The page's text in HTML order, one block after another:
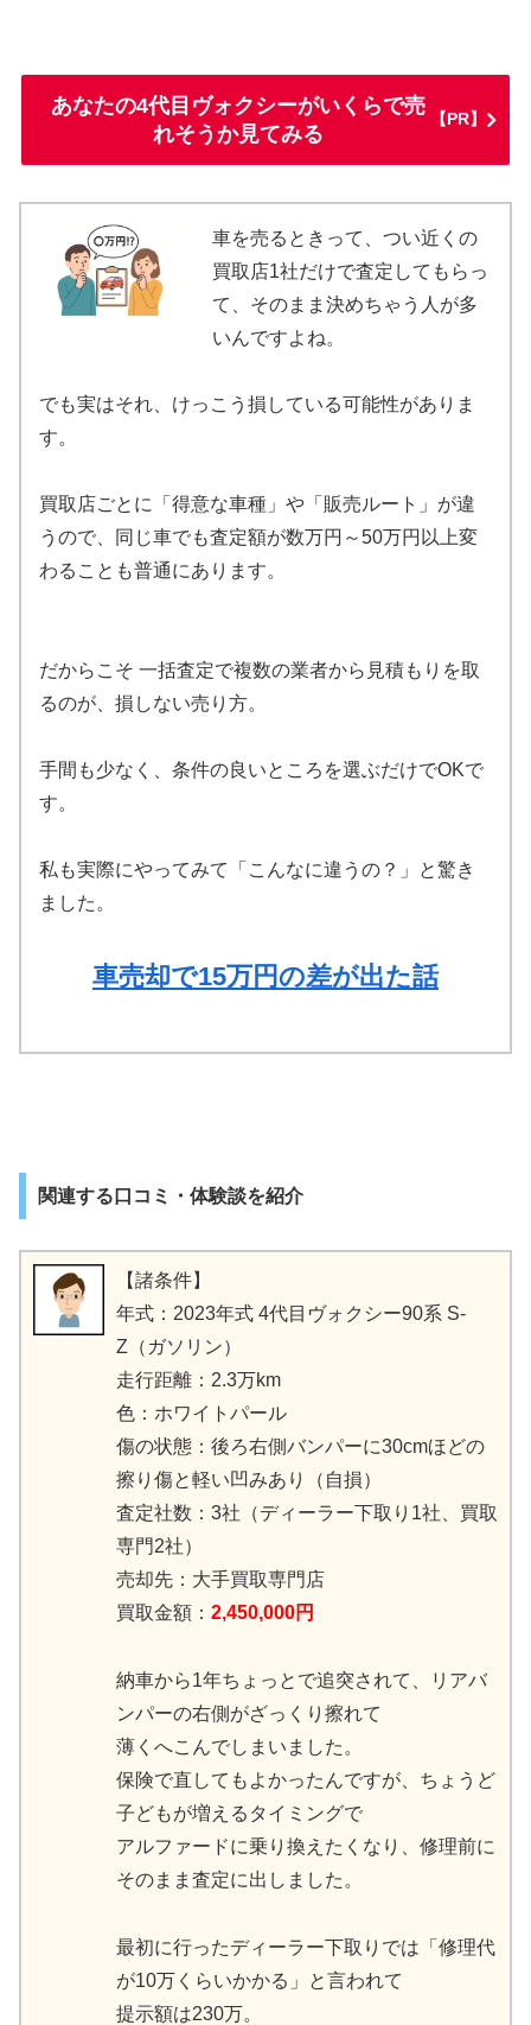
あなたの4代目ヴォクシーがいくらで売
れそうか見てみる
【PR】
車を売るときって、つい近くの
買取店1社だけで査定してもらっ
て、そのまま決めちゃう人が多
いんですよね。
でも実はそれ、けっこう損している可能性がありま
す。
買取店ごとに「得意な車種」や「販売ルート」が違
うので、同じ車でも査定額が数万円～50万円以上変
わることも普通にあります。
だからこそ 一括査定で複数の業者から見積もりを取
るのが、損しない売り方。
手間も少なく、条件の良いところを選ぶだけでOKで
す。
私も実際にやってみて「こんなに違うの？」と驚き
ました。
車売却で15万円の差が出た話
関連する口コミ・体験談を紹介
【諸条件】
年式：2023年式 4代目ヴォクシー90系 S-
Z（ガソリン）
走行距離：2.3万km
色：ホワイトパール
傷の状態：後ろ右側バンパーに30cmほどの
擦り傷と軽い凹みあり（自損）
査定社数：3社（ディーラー下取り1社、買取
専門2社）
売却先：大手買取専門店
買取金額： 2,450,000円
納車から1年ちょっとで追突されて、リアバ
ンパーの右側がざっくり擦れて
薄くへこんでしまいました。
保険で直してもよかったんですが、ちょうど
子どもが増えるタイミングで
アルファードに乗り換えたくなり、修理前に
そのまま査定に出しました。
最初に行ったディーラー下取りでは「修理代
が10万くらいかかる」と言われて
提示額は230万。